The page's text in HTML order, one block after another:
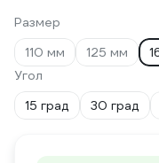
Размер
110 мм
125 мм
Угол
15 град
30 град